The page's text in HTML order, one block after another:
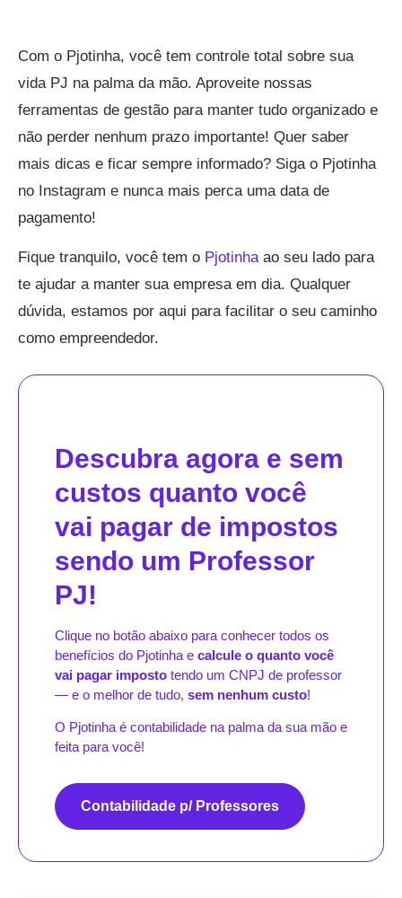
Com o Pjotinha, você tem controle total sobre sua
vida PJ na palma da mão. Aproveite nossas
ferramentas de gestão para manter tudo organizado e
não perder nenhum prazo importante! Quer saber
mais dicas e ficar sempre informado? Siga o Pjotinha
no Instagram e nunca mais perca uma data de
pagamento!
Fique tranquilo, você tem o Pjotinhaao seu lado para
te ajudar a manter sua empresa em dia. Qualquer
dúvida, estamos por aqui para facilitar o seu caminho
como empreendedor.
Descubra agora e sem
custos quanto você
vai pagar de impostos
sendo um Professor
PJ!
Clique no botão abaixo para conhecer todos os
benefícios do Pjotinha e calcule o quanto você
vai pagar imposto tendo um CNPJ de professor
— e o melhor de tudo, sem nenhum custo!
O Pjotinha é contabilidade na palma da sua mão e
feita para você!
Contabilidade p/ Professores